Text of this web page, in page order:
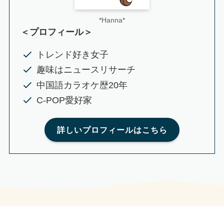
*Hanna*
＜プロフィール＞
トレンド好き女子
趣味はニュースリサーチ
中国語カラオケ歴20年
C-POP愛好家
詳しいプロフィールはこちら